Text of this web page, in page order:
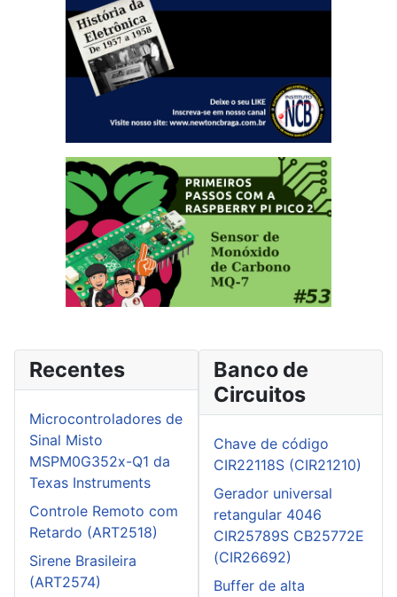
Recentes
Microcontroladores de
Sinal Misto
MSPM0G352x-Q1 da
Texas Instruments
Controle Remoto com
Retardo (ART2518)
Sirene Brasileira
(ART2574)
Banco de
Circuitos
Chave de código
CIR22118S (CIR21210)
Gerador universal
retangular 4046
CIR25789S CB25772E
(CIR26692)
Buffer de alta